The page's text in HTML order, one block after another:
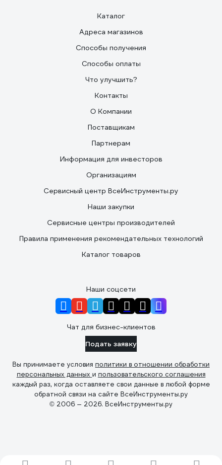
Каталог
Адреса магазинов
Способы получения
Способы оплаты
Что улучшить?
Контакты
О Компании
Поставщикам
Партнерам
Информация для инвесторов
Организациям
Сервисный центр ВсеИнструменты.ру
Наши закупки
Сервисные центры производителей
Правила применения рекомендательных технологий
Каталог товаров
Наши соцсети
Чат для бизнес-клиентов
Подать заявку
Вы принимаете условия политики в отношении обработки
персональных данных и пользовательского соглашения
каждый раз, когда оставляете свои данные в любой форме
обратной связи на сайте ВсеИнструменты.ру
© 2006 — 2026. ВсеИнструменты.ру